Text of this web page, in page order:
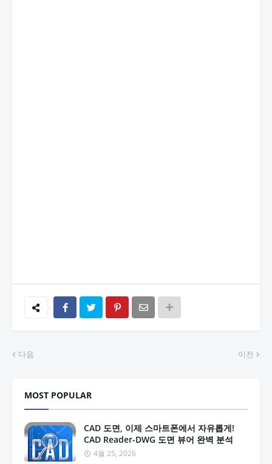
다음 이전
MOST POPULAR
CAD 도면, 이제 스마트폰에서 자유롭게!
CAD Reader-DWG 도면 뷰어 완벽 분석
4월 25, 2026